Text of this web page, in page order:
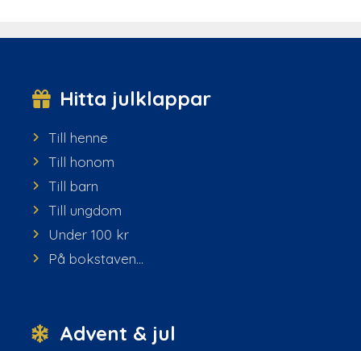
Hitta julklappar
Till henne
Till honom
Till barn
Till ungdom
Under 100 kr
På bokstaven...
Advent & jul